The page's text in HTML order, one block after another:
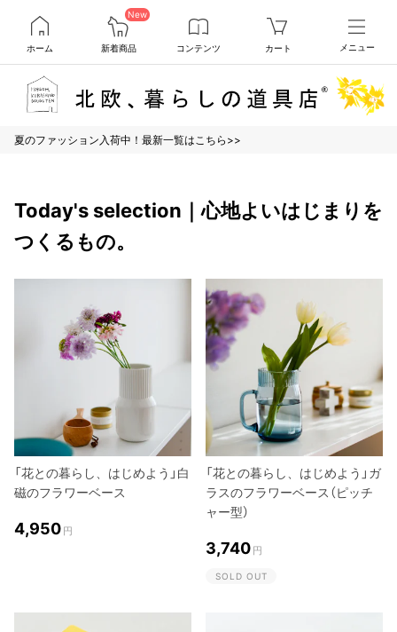
ホーム
New
新着商品 コンテンツ カート メニュー
夏のファッション入荷中！最新一覧はこちら>>
Today's selection｜心地よいはじまりを
つくるもの。
「花との暮らし、はじめよう」白
磁のフラワーベース
4,950 円
「花との暮らし、はじめよう」ガ
ラスのフラワーベース（ピッチ
ャー型）
3,740 円
SOLD OUT